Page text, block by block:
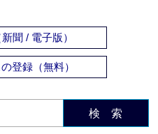
聞 / 電子版）
登録（無料）
検 索